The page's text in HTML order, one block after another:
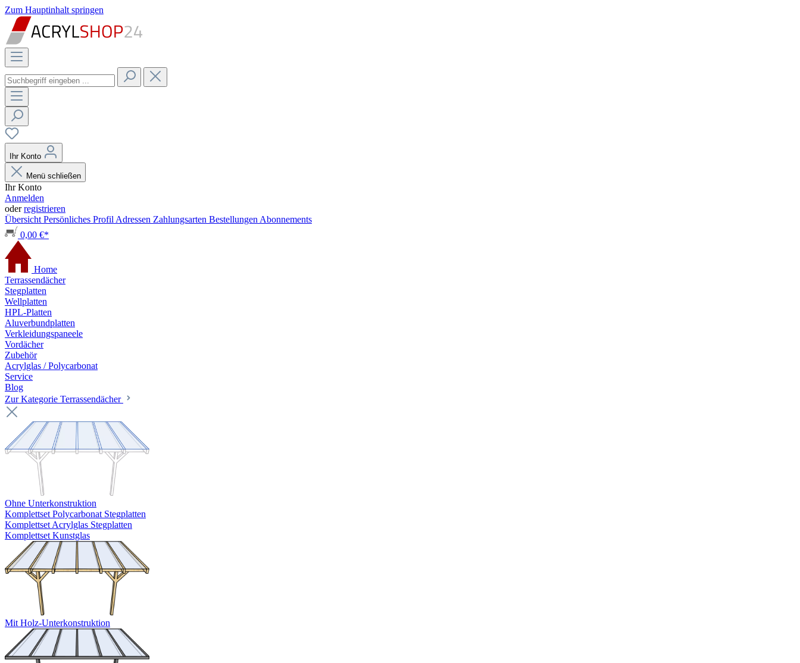
Zum Hauptinhalt springen
Ihr Konto
Menü schließen
Ihr Konto
Anmelden
oderregistrieren
Übersicht Persönliches Profil Adressen Zahlungsarten Bestellungen Abonnements
0,00 €*
Home
Terrassendächer
Stegplatten
Wellplatten
HPL-Platten
Aluverbundplatten
Verkleidungspaneele
Vordächer
Zubehör
Acrylglas / Polycarbonat
Service
Blog
Zur Kategorie Terrassendächer
Ohne Unterkonstruktion
Komplettset Polycarbonat Stegplatten
Komplettset Acrylglas Stegplatten
Komplettset Kunstglas
Mit Holz-Unterkonstruktion